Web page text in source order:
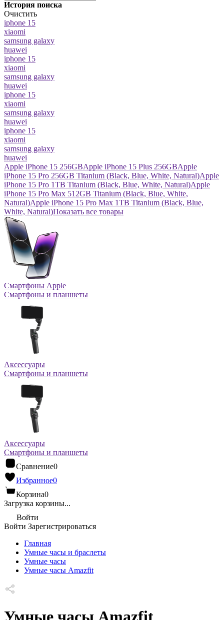
История поиска
Очистить
iphone 15
xiaomi
samsung galaxy
huawei
iphone 15
xiaomi
samsung galaxy
huawei
iphone 15
xiaomi
samsung galaxy
huawei
iphone 15
xiaomi
samsung galaxy
huawei
Apple iPhone 15 256GBApple iPhone 15 Plus 256GBApple
iPhone 15 Pro 256GB Titanium (Black, Blue, White, Natural)Apple
iPhone 15 Pro 1TB Titanium (Black, Blue, White, Natural)Apple
iPhone 15 Pro Max 512GB Titanium (Black, Blue, White,
Natural)Apple iPhone 15 Pro Max 1TB Titanium (Black, Blue,
White, Natural)Показать все товары
Смартфоны Apple
Смартфоны и планшеты
Аксессуары
Смартфоны и планшеты
Аксессуары
Смартфоны и планшеты
Сравнение0
Избранное0
Корзина0
Загрузка корзины...
Войти
Войти Зарегистрироваться
Главная
Умные часы и браслеты
Умные часы
Умные часы Amazfit